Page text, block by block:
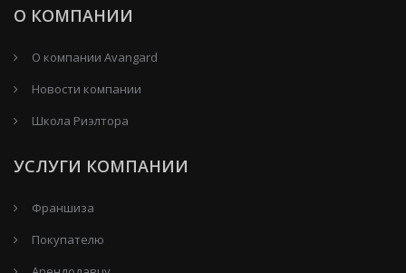
О КОМПАНИИ
О компании Avangard
Новости компании
Школа Риэлтора
УСЛУГИ КОМПАНИИ
Франшиза
Покупателю